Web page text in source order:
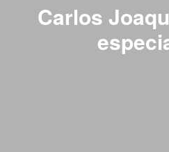
Carlos